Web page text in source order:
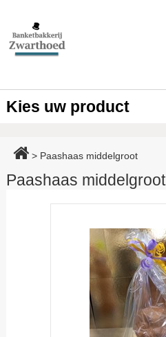
Kies uw product
> Paashaas middelgroot
Paashaas middelgroot